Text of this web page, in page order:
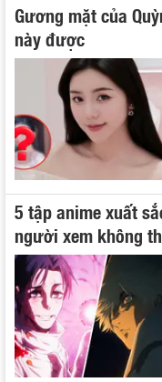
Gương mặt của
này được
5 tập anime xuất
người xem không